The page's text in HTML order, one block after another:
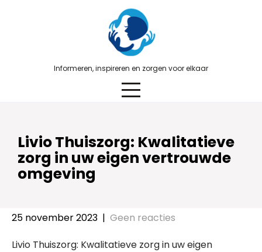
Informeren, inspireren en zorgen voor elkaar
Livio Thuiszorg: Kwalitatieve
zorg in uw eigen vertrouwde
omgeving
25 november 2023 | Geen reacties
Livio Thuiszorg: Kwalitatieve zorg in uw eigen